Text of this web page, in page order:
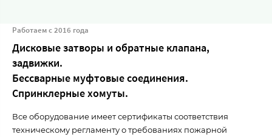
Работаем с 2016 года
Дисковые затворы и обратные клапана,
задвижки.
Бессварные муфтовые соединения.
Спринклерные хомуты.
Все оборудование имеет сертификаты соответствия
техническому регламенту о требованиях пожарной